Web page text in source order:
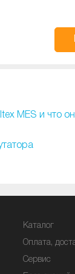
MES и что
Каталог
Оплата,
Сервис